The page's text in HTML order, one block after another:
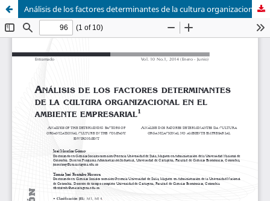
Análisis de los factores determinantes de la cultura organizacional en el ambiente empresarial